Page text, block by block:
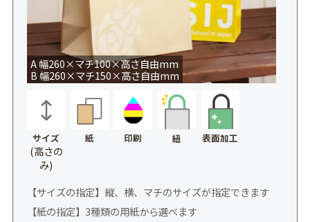
A 幅260×マチ100×高さ自由mm
B 幅260×マチ150×高さ自由mm
サイズ
(高さの
み)
紙 印刷 紐 表面加工
【サイズの指定】縦、横、マチのサイズが指定できます
【紙の指定】3種類の用紙から選べます